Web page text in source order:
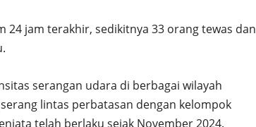
24 jam terakhir, sedikitnya 33 orang tewas dan
serangan udara di berbagai wilayah
lintas perbatasan dengan kelompok
telah berlaku sejak November 2024.